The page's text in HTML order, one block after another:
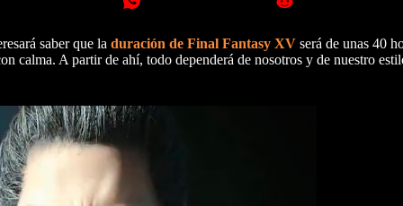
saber que la duración de Final Fantasy XV será de unas 40
calma. A partir de ahí, todo dependerá de nosotros y de nuestro